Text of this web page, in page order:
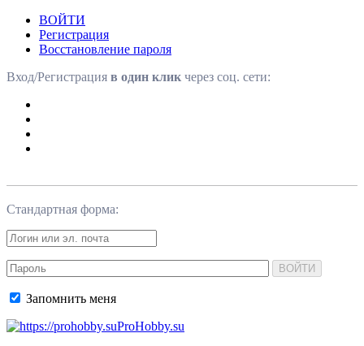
ВОЙТИ
Регистрация
Восстановление пароля
Вход/Регистрация в один клик через соц. сети:
Стандартная форма:
ВОЙТИ
Запомнить меня
ProHobby.su